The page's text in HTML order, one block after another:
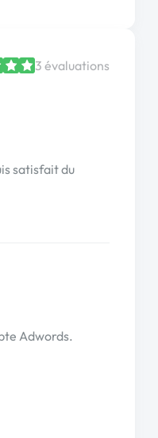
3 évaluations
satisfait du
Adwords.